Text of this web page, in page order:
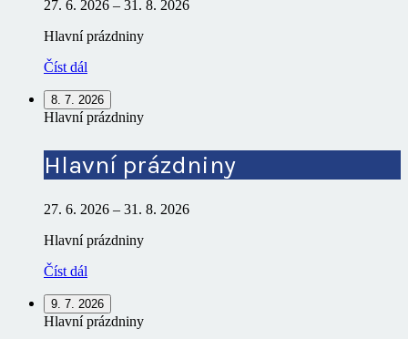
27. 6. 2026 – 31. 8. 2026
Hlavní prázdniny
Číst dál
8. 7. 2026
Hlavní prázdniny
Hlavní prázdniny
27. 6. 2026 – 31. 8. 2026
Hlavní prázdniny
Číst dál
9. 7. 2026
Hlavní prázdniny